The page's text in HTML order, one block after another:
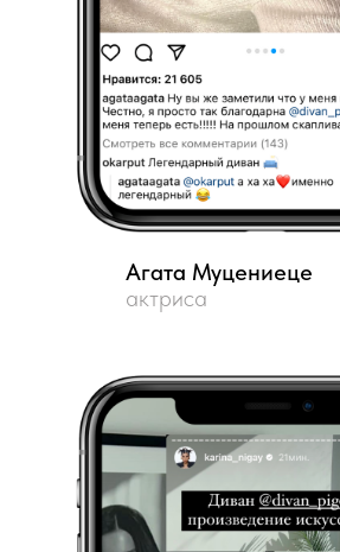
Агата Муцениеце
актриса